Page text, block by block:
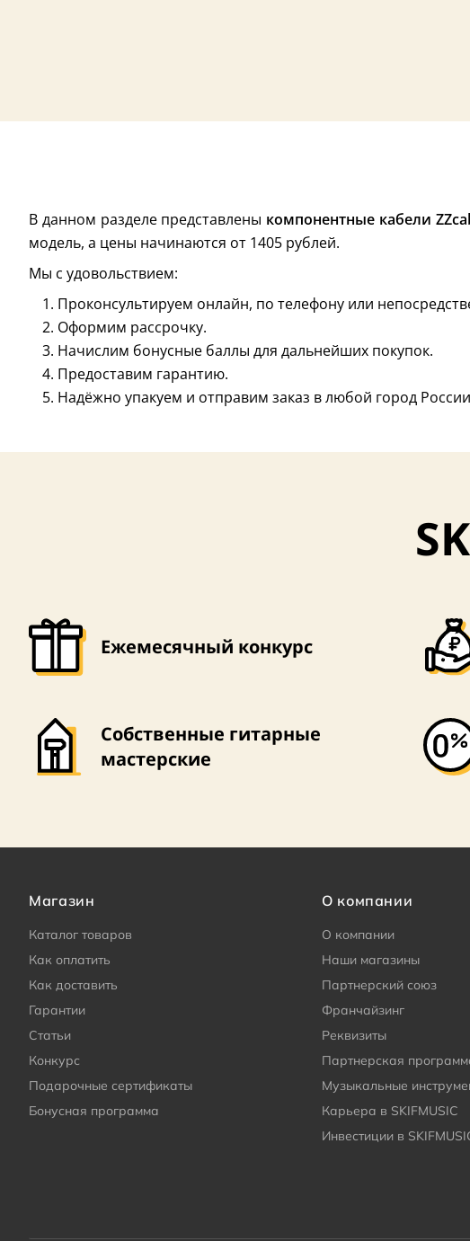
В данном разделе представлены компонентные кабели
модель, а цены начинаются от 1405 рублей.
Мы с удовольствием:
Проконсультируем онлайн, по телефону или
Оформим рассрочку.
Начислим бонусные баллы для дальнейших покупок.
Предоставим гарантию.
Надёжно упакуем и отправим заказ в любой город
Ежемесячный конкурс
Собственные гитарные
мастерские
Магазин
Каталог товаров
Как оплатить
Как доставить
Гарантии
Статьи
Конкурс
Подарочные сертификаты
Бонусная программа
О компании
О компании
Наши магазины
Партнерский союз
Франчайзинг
Реквизиты
Партнерская
Музыкальные
Карьера в SKIFMUSIC
Инвестиции в